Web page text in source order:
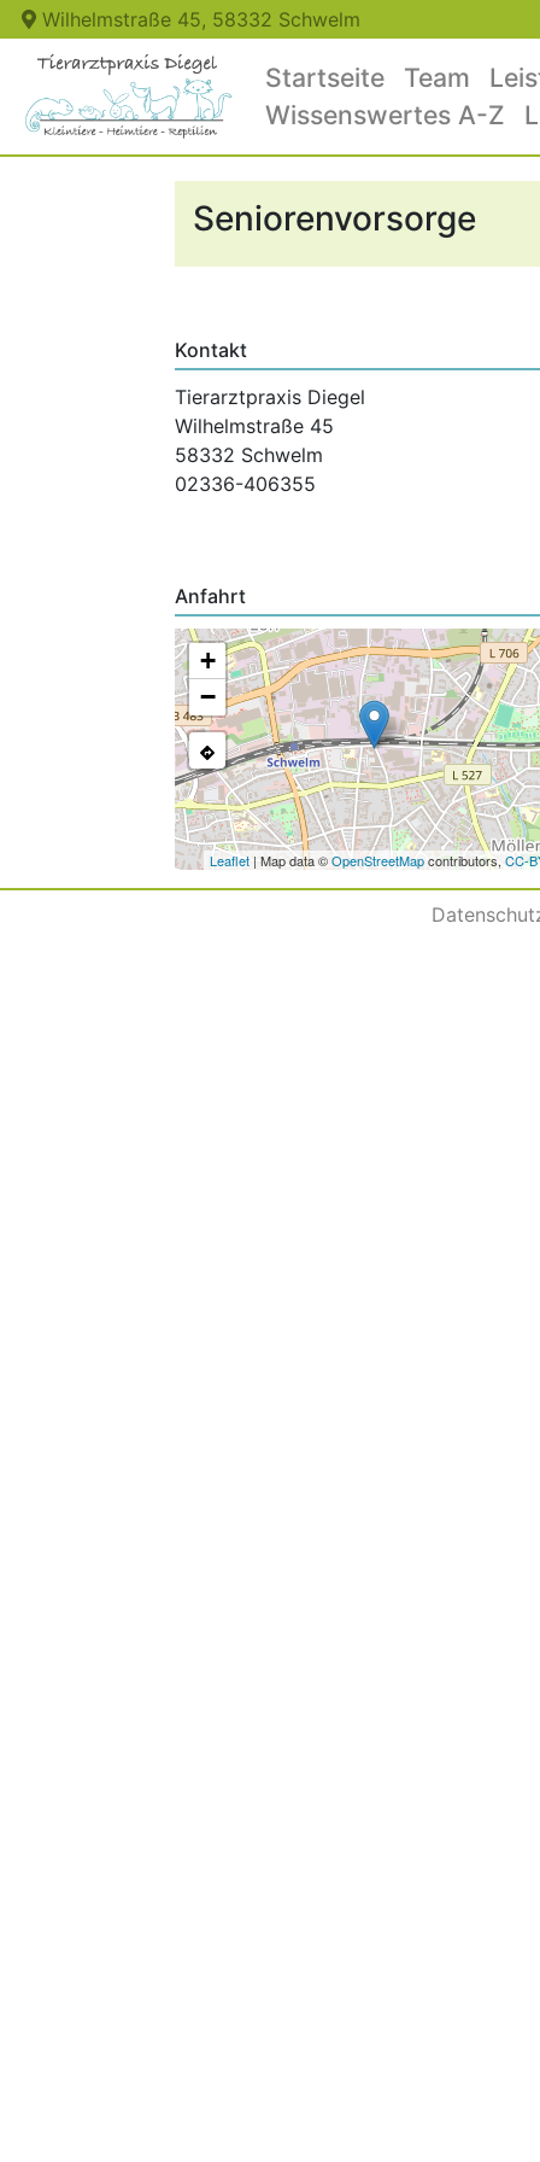
Wilhelmstraße 45, 58332 Schwelm
Startseite Team
Wissenswertes A-Z
Seniorenvorsorge
Kontakt
Tierarztpraxis Diegel
Wilhelmstraße 45
58332 Schwelm
02336-406355
Anfahrt
+
−
Leaflet | Map data ©OpenStreetMapcontributors, CC-